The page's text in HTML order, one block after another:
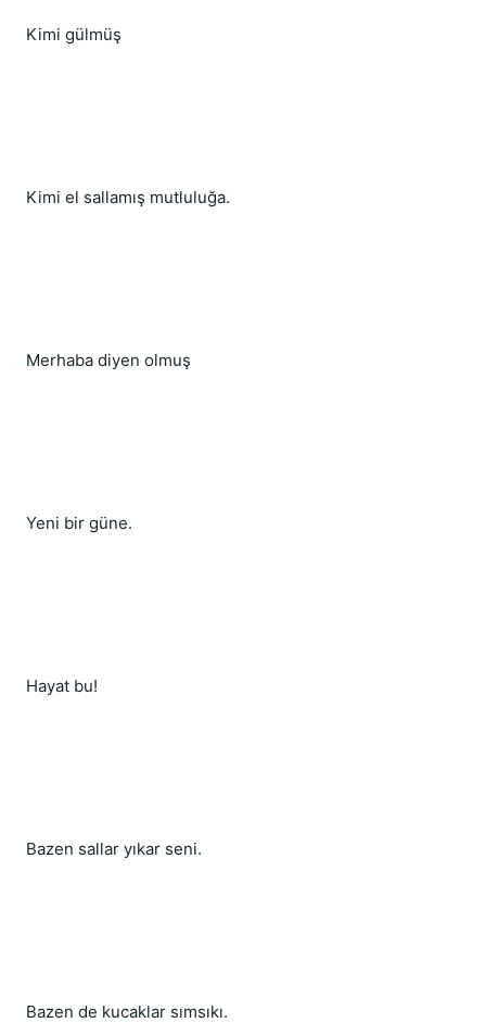
Kimi gülmüş
Kimi el sallamış mutluluğa.
Merhaba diyen olmuş
Yeni bir güne.
Hayat bu!
Bazen sallar yıkar seni.
Bazen de kucaklar sımsıkı.